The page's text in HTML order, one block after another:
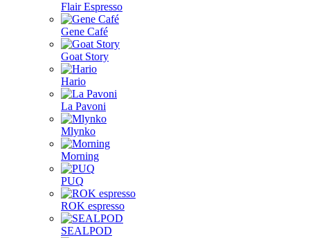
Flair Espresso
Gene Café
Goat Story
Hario
La Pavoni
Mlynko
Morning
PUQ
ROK espresso
SEALPOD